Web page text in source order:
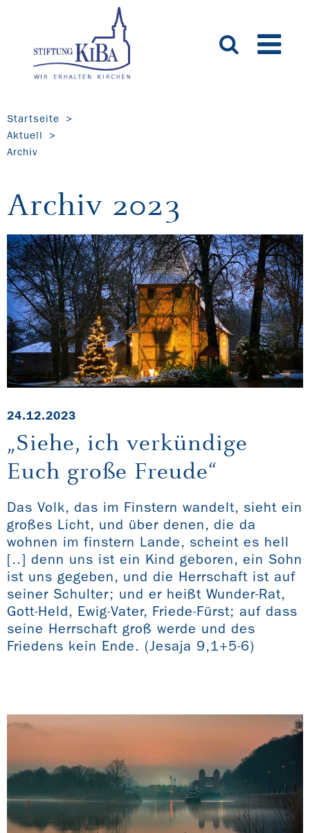
Startseite
Aktuell
Archiv
Archiv 2023
24.12.2023
„Siehe, ich verkündige
Euch große Freude“
Das Volk, das im Finstern wandelt, sieht ein
großes Licht, und über denen, die da
wohnen im finstern Lande, scheint es hell
[..] denn uns ist ein Kind geboren, ein Sohn
ist uns gegeben, und die Herrschaft ist auf
seiner Schulter; und er heißt Wunder-Rat,
Gott-Held, Ewig-Vater, Friede-Fürst; auf dass
seine Herrschaft groß werde und des
Friedens kein Ende. (Jesaja 9,1+5-6)